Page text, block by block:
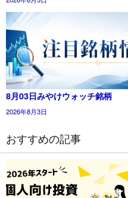
8月03日みやけウォッチ銘柄
2026年8月3日
おすすめの記事